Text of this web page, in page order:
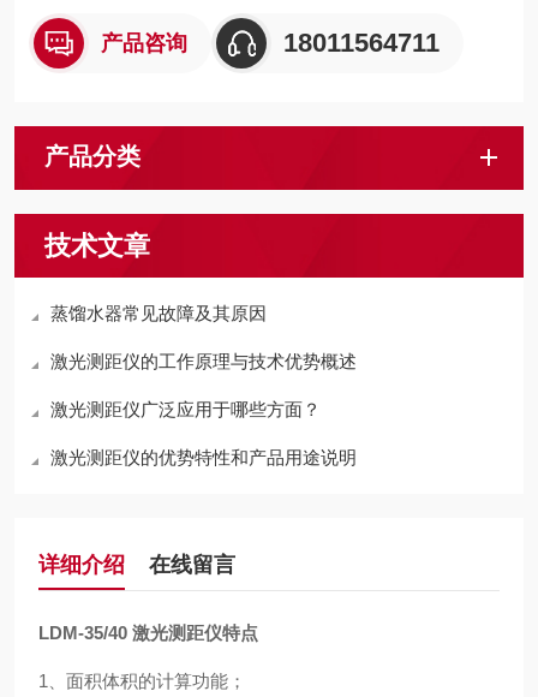
产品咨询 18011564711
产品分类
技术文章
蒸馏水器常见故障及其原因
激光测距仪的工作原理与技术优势概述
激光测距仪广泛应用于哪些方面？
激光测距仪的优势特性和产品用途说明
详细介绍 在线留言
LDM-35/40 激光测距仪特点
1
、面积体积的计算功能；